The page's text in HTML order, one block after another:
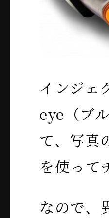
インジェ
eye（ブ
て、写真
を使って
なので、